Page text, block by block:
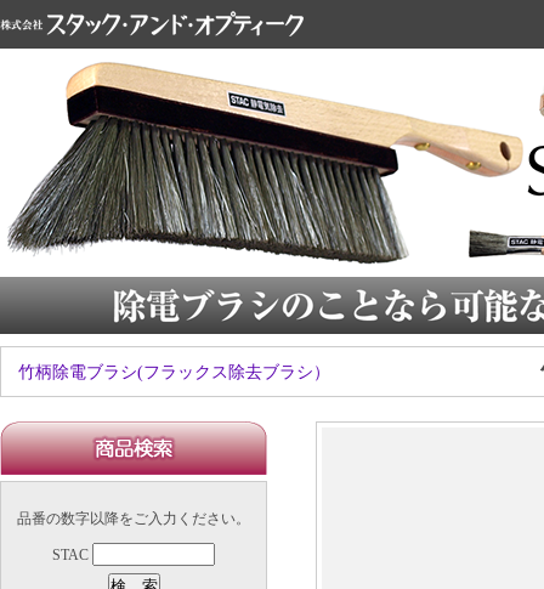
竹柄除電ブラシ(フラックス除去ブラシ）
品番の数字以降をご入力ください。
STAC